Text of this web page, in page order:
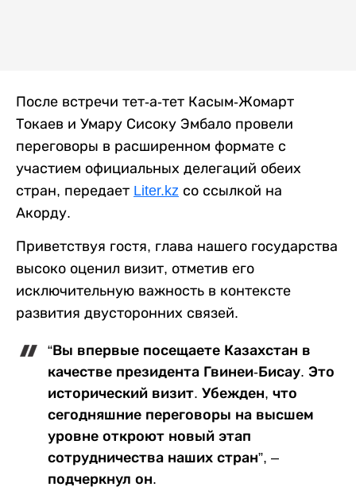
После встречи тет-а-тет Касым-Жомарт
Токаев и Умару Сисоку Эмбало провели
переговоры в расширенном формате с
участием официальных делегаций обеих
стран, передает Liter.kz со ссылкой на
Акорду.
Приветствуя гостя, глава нашего государства
высоко оценил визит, отметив его
исключительную важность в контексте
развития двусторонних связей.
“Вы впервые посещаете Казахстан в
качестве президента Гвинеи-Бисау. Это
исторический визит. Убежден, что
сегодняшние переговоры на высшем
уровне откроют новый этап
сотрудничества наших стран”, –
подчеркнул он.